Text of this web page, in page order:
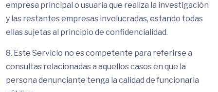
empresa principal o usuaria que realiza la investigación
y las restantes empresas involucradas, estando todas
ellas sujetas al principio de confidencialidad.
8. Este Servicio no es competente para referirse a
consultas relacionadas a aquellos casos en que la
persona denunciante tenga la calidad de funcionaria